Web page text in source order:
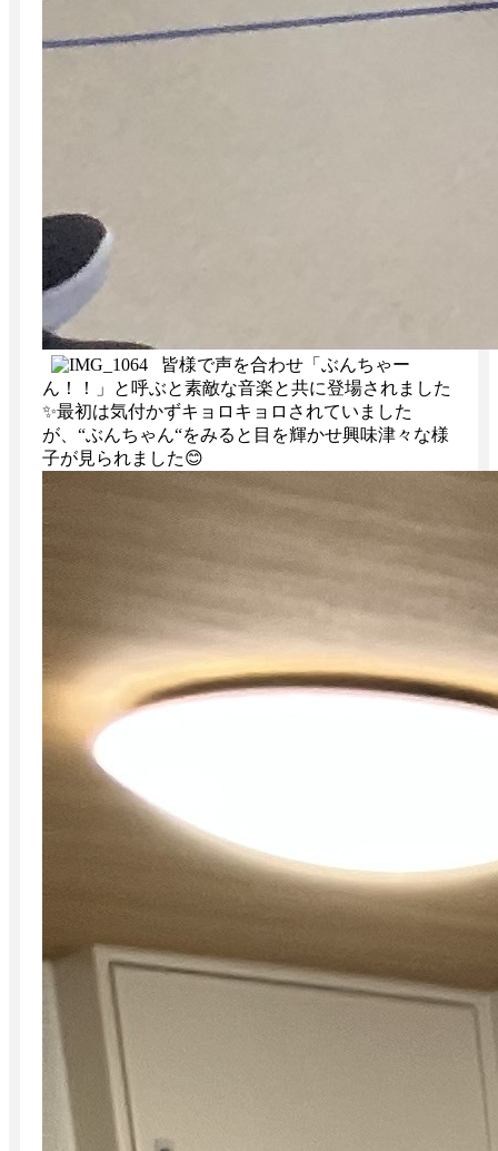
皆様で声を合わせ「ぶんちゃー
ん！！」と呼ぶと素敵な音楽と共に登場されました
✨最初は気付かずキョロキョロされていました
が、“ぶんちゃん“をみると目を輝かせ興味津々な様
子が見られました😊